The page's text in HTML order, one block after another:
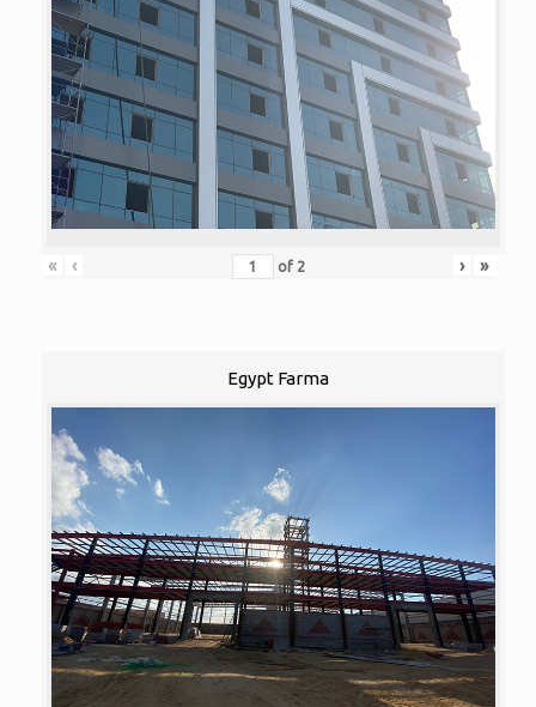
« ‹ of 2 › »
Egypt Farma